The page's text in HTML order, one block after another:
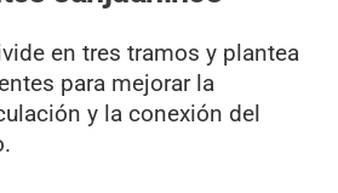
en tres tramos y plantea
para mejorar la
y la conexión del